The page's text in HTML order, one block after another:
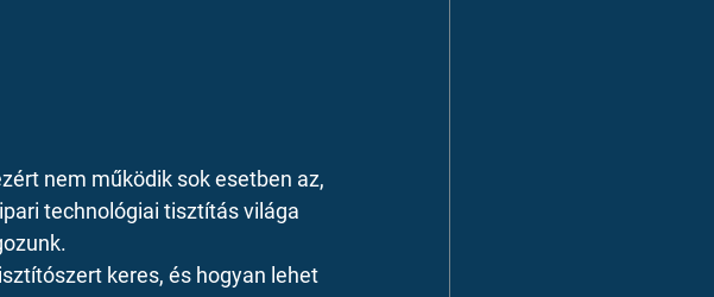
nem működik sok esetben az,
technológiai tisztítás világa
keres, és hogyan lehet